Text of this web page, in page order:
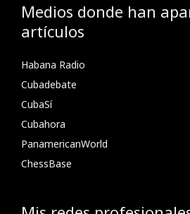
Medios donde han
artículos
Habana Radio
Cubadebate
CubaSí
Cubahora
PanamericanWorld
ChessBase